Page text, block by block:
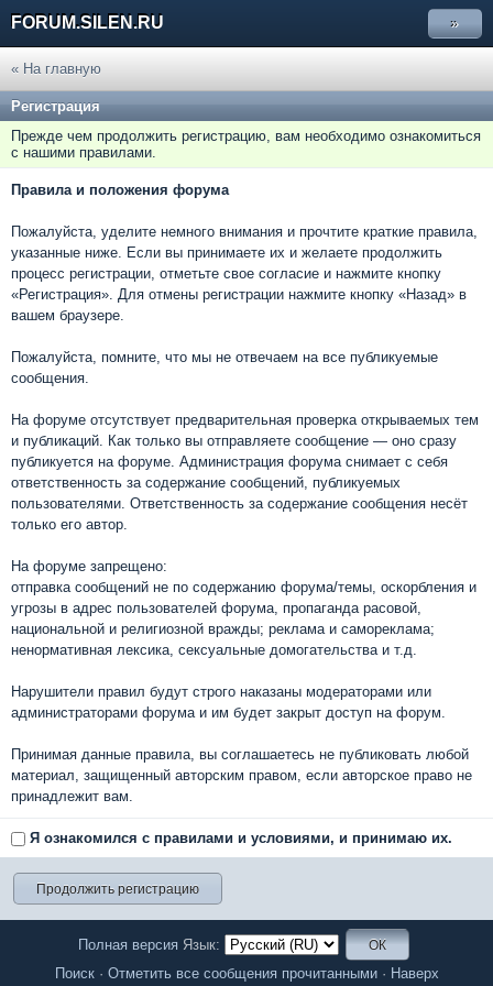
FORUM.SILEN.RU »
« На главную
Регистрация
Прежде чем продолжить регистрацию, вам необходимо ознакомиться
с нашими правилами.
Правила и положения форума
Пожалуйста, уделите немного внимания и прочтите краткие правила,
указанные ниже. Если вы принимаете их и желаете продолжить
процесс регистрации, отметьте свое согласие и нажмите кнопку
«Регистрация». Для отмены регистрации нажмите кнопку «Назад» в
вашем браузере.
Пожалуйста, помните, что мы не отвечаем на все публикуемые
сообщения.
На форуме отсутствует предварительная проверка открываемых тем
и публикаций. Как только вы отправляете сообщение — оно сразу
публикуется на форуме. Администрация форума снимает с себя
ответственность за содержание сообщений, публикуемых
пользователями. Ответственность за содержание сообщения несёт
только его автор.
На форуме запрещено:
отправка сообщений не по содержанию форума/темы, оскорбления и
угрозы в адрес пользователей форума, пропаганда расовой,
национальной и религиозной вражды; реклама и самореклама;
ненормативная лексика, сексуальные домогательства и т.д.
Нарушители правил будут строго наказаны модераторами или
администраторами форума и им будет закрыт доступ на форум.
Принимая данные правила, вы соглашаетесь не публиковать любой
материал, защищенный авторским правом, если авторское право не
принадлежит вам.
Я ознакомился с правилами и условиями, и принимаю их.
Полная версия Язык:
Поиск· Отметить все сообщения прочитанными· Наверх